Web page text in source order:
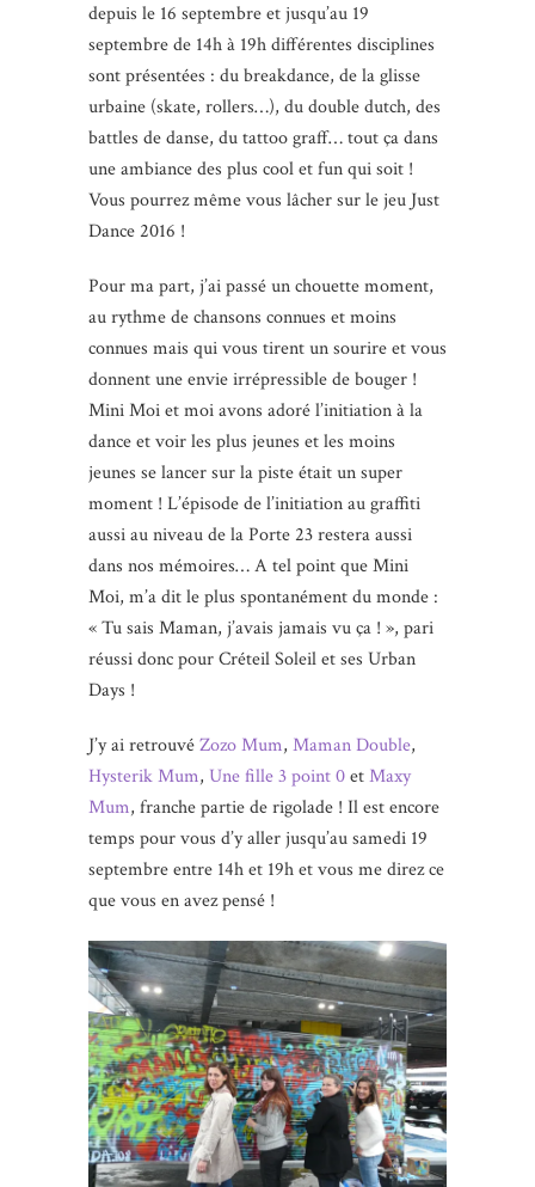
depuis le 16 septembre et jusqu’au 19
septembre de 14h à 19h différentes disciplines
sont présentées : du breakdance, de la glisse
urbaine (skate, rollers…), du double dutch, des
battles de danse, du tattoo graff… tout ça dans
une ambiance des plus cool et fun qui soit !
Vous pourrez même vous lâcher sur le jeu Just
Dance 2016 !
Pour ma part, j’ai passé un chouette moment,
au rythme de chansons connues et moins
connues mais qui vous tirent un sourire et vous
donnent une envie irrépressible de bouger !
Mini Moi et moi avons adoré l’initiation à la
dance et voir les plus jeunes et les moins
jeunes se lancer sur la piste était un super
moment ! L’épisode de l’initiation au graffiti
aussi au niveau de la Porte 23 restera aussi
dans nos mémoires… A tel point que Mini
Moi, m’a dit le plus spontanément du monde :
« Tu sais Maman, j’avais jamais vu ça ! », pari
réussi donc pour Créteil Soleil et ses Urban
Days !
J’y ai retrouvéZozo Mum, Maman Double,
Hysterik Mum, Une fille 3 point 0etMaxy
Mum, franche partie de rigolade ! Il est encore
temps pour vous d’y aller jusqu’au samedi 19
septembre entre 14h et 19h et vous me direz ce
que vous en avez pensé !